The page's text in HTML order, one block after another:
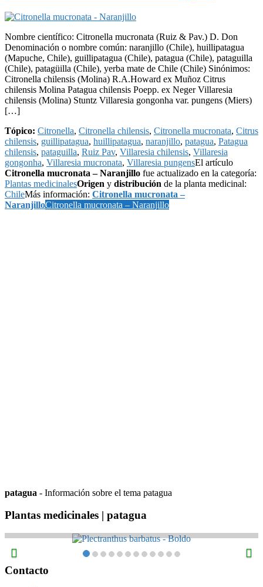
Nombre científico: Citronella mucronata (Ruiz & Pav.) D. Don
Denominación o nombre común: naranjillo (Chile), huillipatagua
(Mapuche, Chile), guillipatagua (Chile), patagua (Chile), pataguilla
(Chile), patagüilla (Chile), yerba mate de Chile (Chile) Sinónimos:
Citronella chilensis (Molina) R.A.Howard ex Muñoz Citrus
chilensis Molina Patagua chilensis Poepp. ex Neger Villaresia
chilensis (Molina) Stuntz Villaresia gongonha var. pungens (Miers)
[…]
Tópico: Citronella, Citronella chilensis, Citronella mucronata, Citrus
chilensis, guillipatagua, huillipatagua, naranjillo, patagua, Patagua
chilensis, pataguilla, Ruiz Pav, Villaresia chilensis, Villaresia
gongonha, Villaresia mucronata, Villaresia pungensEl artículo
Citronella mucronata – Naranjillo fue actualizado en la categoría:
Plantas medicinalesOrigen y distribución de la planta medicinal:
ChileMás información: Citronella mucronata –
NaranjilloCitronella mucronata – Naranjillo
patagua - Información sobre el tema patagua
Plantas medicinales | patagua
Plectranthus barbatus – Boldo
Footer
Contacto